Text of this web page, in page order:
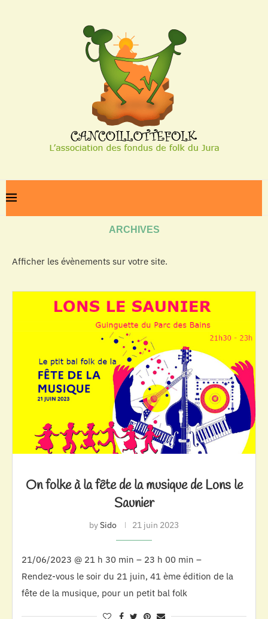
ARCHIVES
Afficher les évènements sur votre site.
On folke à la fête de la musique de Lons le
Saunier
bySido 21 juin 2023
21/06/2023 @ 21 h 30 min – 23 h 00 min –
Rendez-vous le soir du 21 juin, 41 ème édition de la
fête de la musique, pour un petit bal folk